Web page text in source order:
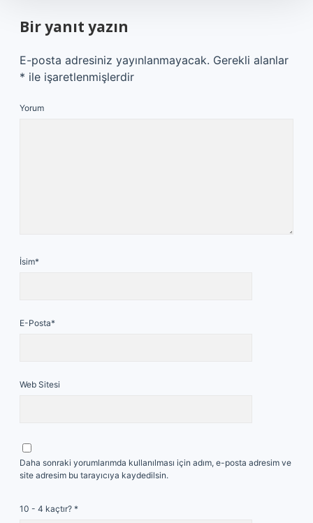
Bir yanıt yazın
E-posta adresiniz yayınlanmayacak. Gerekli alanlar
* ile işaretlenmişlerdir
Yorum
İsim*
E-Posta*
Web Sitesi
Daha sonraki yorumlarımda kullanılması için adım, e-posta adresim ve
site adresim bu tarayıcıya kaydedilsin.
10 - 4 kaçtır? *